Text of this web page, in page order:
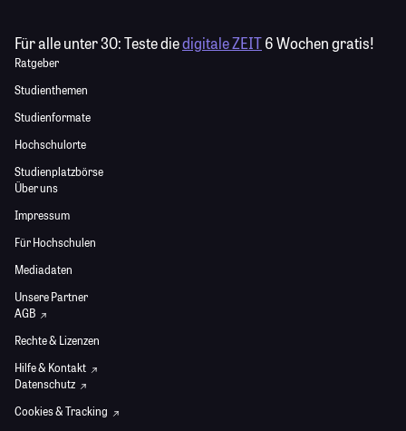
Für alle unter 30:Teste diedigitale ZEIT6 Wochen gratis!
Ratgeber
Studienthemen
Studienformate
Hochschulorte
Studienplatzbörse
Über uns
Impressum
Für Hochschulen
Mediadaten
Unsere Partner
AGB
Rechte & Lizenzen
Hilfe & Kontakt
Datenschutz
Cookies & Tracking